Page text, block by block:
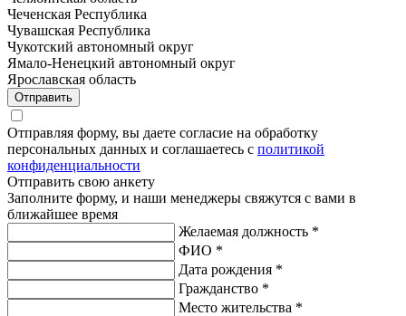
Чеченская Республика
Чувашская Республика
Чукотский автономный округ
Ямало-Ненецкий автономный округ
Ярославская область
Отправить
Отправляя форму, вы даете согласие на обработку
персональных данных и соглашаетесь с политикой
конфиденциальности
Отправить свою анкету
Заполните форму, и наши менеджеры свяжутся с вами в
ближайшее время
Желаемая должность *
ФИО *
Дата рождения *
Гражданство *
Место жительства *